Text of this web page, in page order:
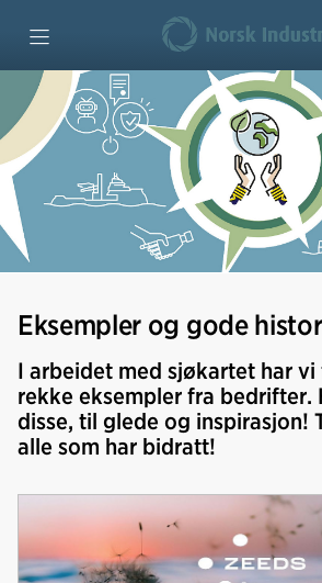
Forside
Maritim verdiskaping
Klima og miljø
Vi mener
Bedriftseksempler
Nedlastinger
Eksempler og gode
I arbeidet med sjøkartet har vi
rekke eksempler fra bedrifter.
disse, til glede og inspirasjon!
alle som har bidratt!